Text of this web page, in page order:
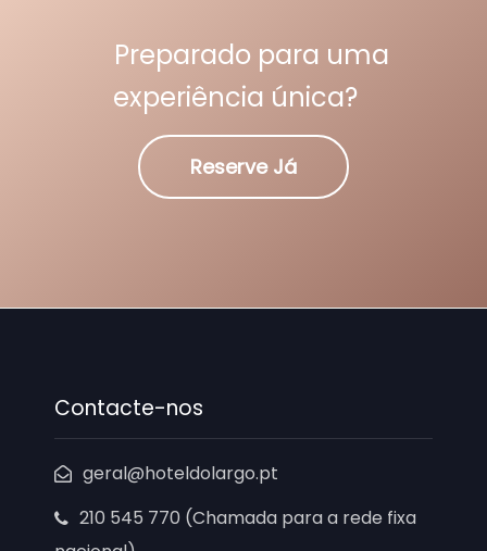
Preparado para uma
experiência única?
Reserve Já
Contacte-nos
geral@hoteldolargo.pt
210 545 770 (Chamada para a rede fixa